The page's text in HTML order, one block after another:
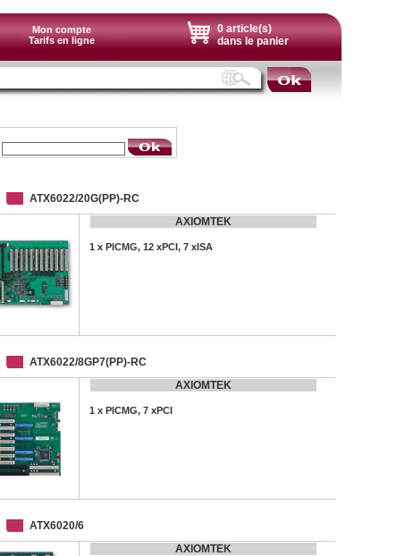
Mon compte
Tarifs en ligne
0 article(s)
dans le panier
ATX6022/20G(PP)-RC
AXIOMTEK
1 x PICMG, 12 xPCI, 7 xISA
ATX6022/8GP7(PP)-RC
AXIOMTEK
1 x PICMG, 7 xPCI
ATX6020/6
AXIOMTEK